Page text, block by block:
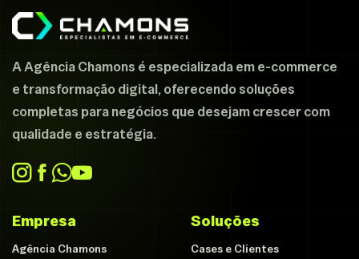
A Agência Chamons é especializada em e-commerce
e transformação digital, oferecendo soluções
completas para negócios que desejam crescer com
qualidade e estratégia.
Empresa
Agência Chamons
Soluções
Cases e Clientes